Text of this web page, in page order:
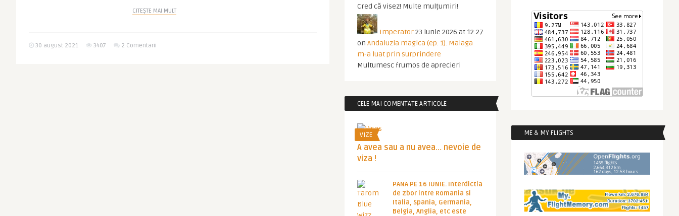
CITEȘTE MAI MULT
30 august 2021 3407 2 Comentarii
Cred că visez! Multe mulțumiri!
Imperator23 iunie 2026 at 12:27
on Andaluzia magica (ep. 1). Malaga
m-a luat prin surprindere
Multumesc frumos de aprecieri
CELE MAI COMENTATE ARTICOLE
VIZE
A avea sau a nu avea… nevoie de
viza !
PANA PE 16 IUNIE. Interdictia
de zbor intre Romania si
Italia, Spania, Germania,
Belgia, Anglia, etc este
ME & MY FLIGHTS